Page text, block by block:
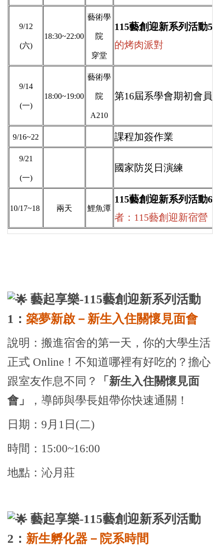
9/12
(六)
18:30~22:00
藝術學
院
穿堂
115藝創迎新系列活動5
的烤肉派對
9/14
(一)
18:00~19:00
藝術學
院
A210
第16屆系學會期初會員
9/16~22 課程加簽作業
9/21
(一)
國家防災日演練
10/17~18 兩天 鯉魚潭
115藝創迎新系列活動6
者：115藝創迎新宿營
藝起享樂-115藝創迎新系列活動
1： 築夢新啟－新生入住關懷見面會
說明： 搬進宿舍的第一天，你的大學生活
正式 Online！不知道哪裡有好吃的？擔心
跟室友作息不同？
「新生入住關懷見面
會」
，導師與學長姐帶你快速通關！
日期：9月1日(二)
時間：15:00~16:00
地點：沁月莊
藝起享樂-115藝創迎新系列活動
2： 新生孵化器－院系時間